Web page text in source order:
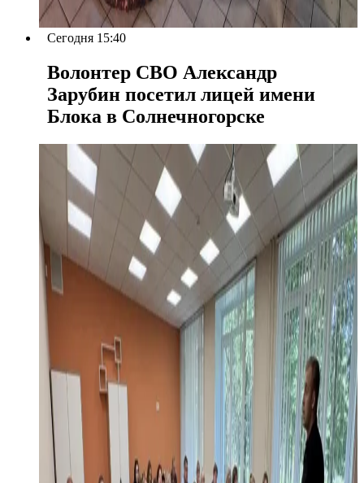
Сегодня 15:40
Волонтер СВО Александр
Зарубин посетил лицей имени
Блока в Солнечногорске